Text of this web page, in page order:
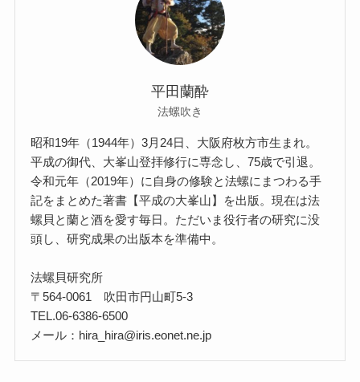
平田蘭酔
法螺吹き
昭和19年（1944年）3月24日、大阪府枚方市生まれ。
平成の御代、大峯山登拝修行に専念し、75歳で引退。
令和元年（2019年）に自身の修験と法螺にまつわる手
記をまとめた著書【平成の大峯山】を出版。現在は法
螺貝と蘭と酒を愛す毎日。ただいま役行者の研究に没
頭し、研究成果の出版本を準備中。
法螺貝研究所
〒564-0061 吹田市円山町5-3
TEL.06-6386-6500
メール：hira_hira@iris.eonet.ne.jp